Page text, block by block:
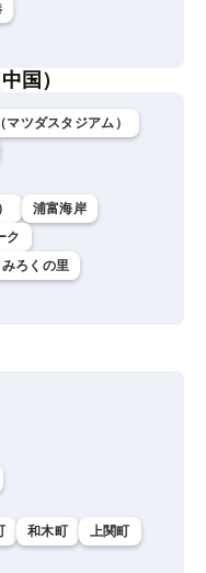
国）
ツダスタジアム）
浦富海岸
ク
みろくの里
和木町
上関町